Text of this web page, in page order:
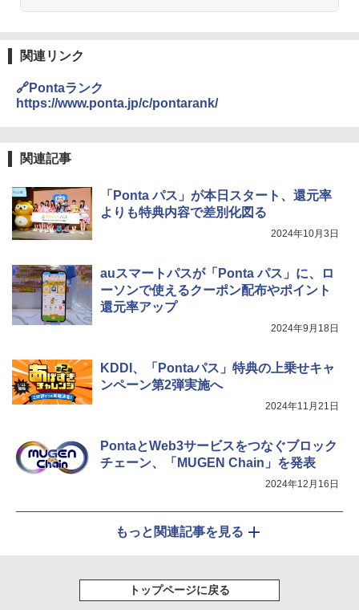
関連リンク
🔗Pontaランク
https://www.ponta.jp/c/pontarank/
関連記事
「Ponta パス」が本日スタート、還元率
よりも特典内容で差別化図る
2024年10月3日
auスマートパスが「Ponta パス」に、ロ
ーソンで使えるクーポン配布やポイント
還元率アップ
2024年9月18日
KDDI、「Pontaパス」特典の上乗せキャ
ンペーン第2弾実施へ
2024年11月21日
PontaとWeb3サービスをつなぐブロック
チェーン、「MUGEN Chain」を発表
2024年12月16日
もっと関連記事を見る
トップページに戻る